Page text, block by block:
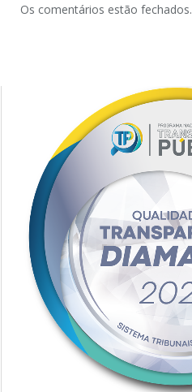
Os comentários estão fechados.